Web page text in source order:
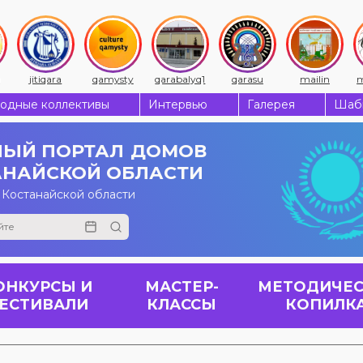
jitiqara qamysty qarabalyq1 qarasu mailin
коллективы Интервью Галерея
ПОРТАЛ ДОМОВ
ОБЛАСТИ
области
И
МАСТЕР-
КЛАССЫ